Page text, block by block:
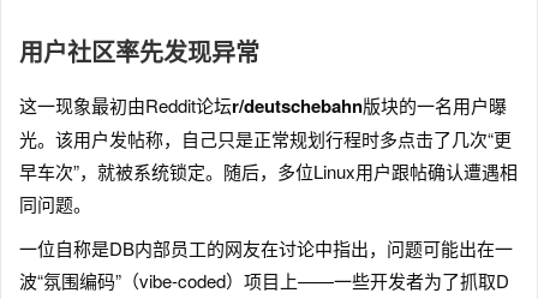
用户社区率先发现异常
这一现象最初由Reddit论坛r/deutschebahn版块的一名用户曝
光。该用户发帖称，自己只是正常规划行程时多点击了几次“更
早车次”，就被系统锁定。随后，多位Linux用户跟帖确认遭遇相
同问题。
一位自称是DB内部员工的网友在讨论中指出，问题可能出在一
波“氛围编码”（vibe-coded）项目上——一些开发者为了抓取D